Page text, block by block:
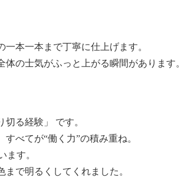
本一本まで丁寧に仕上げます。
の士気がふっと上がる瞬間があります。
る経験」 です。
べてが“働く力”の積み重ね。
ます。
で明るくしてくれました。